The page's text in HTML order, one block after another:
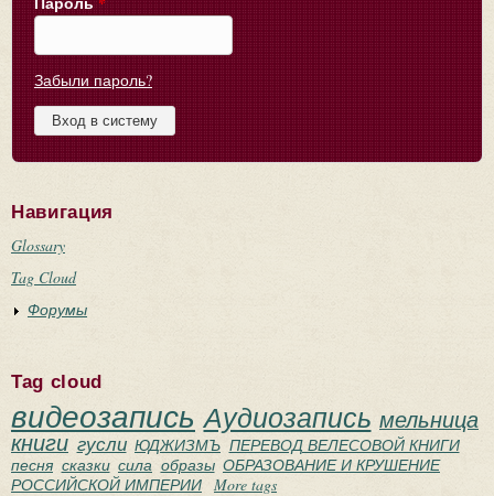
Забыли пароль?
Навигация
Glossary
Tag Cloud
Форумы
Tag cloud
видеозапись Аудиозапись мельница
книги гусли ЮДЖИЗМЪ ПЕРЕВОД ВЕЛЕСОВОЙ КНИГИ
песня сказки сила образы ОБРАЗОВАНИЕ И КРУШЕНИЕ
РОССИЙСКОЙ ИМПЕРИИ
More tags